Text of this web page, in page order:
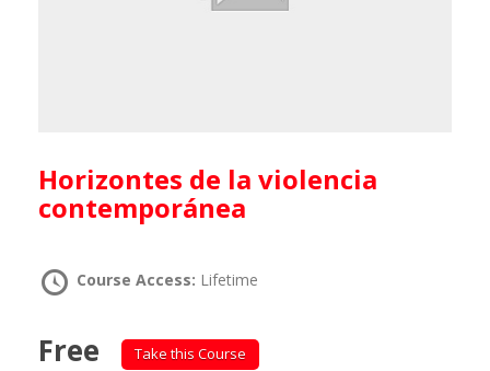
Horizontes de la violencia
contemporánea
Course Access: Lifetime
Free Take this Course